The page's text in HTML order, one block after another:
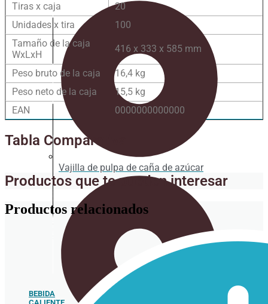
BEBIDA
Vajilla de pulpa de caña de azúcar
Tiras x caja
20
Unidades x tira
100
Tamaño de la caja
WxLxH
416 x 333 x 585 mm
Peso bruto de la caja
16,4 kg
Peso neto de la caja
15,5 kg
EAN
0000000000000
Tabla Comparativa
Productos que te pueden interesar
Productos relacionados